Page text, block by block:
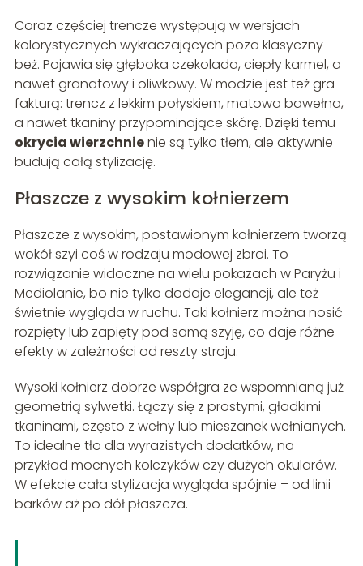
Coraz częściej trencze występują w wersjach
kolorystycznych wykraczających poza klasyczny
beż. Pojawia się głęboka czekolada, ciepły karmel, a
nawet granatowy i oliwkowy. W modzie jest też gra
fakturą: trencz z lekkim połyskiem, matowa bawełna,
a nawet tkaniny przypominające skórę. Dzięki temu
okrycia wierzchnienie są tylko tłem, ale aktywnie
budują całą stylizację.
Płaszcze z wysokim kołnierzem
Płaszcze z wysokim, postawionym kołnierzem tworzą
wokół szyi coś w rodzaju modowej zbroi. To
rozwiązanie widoczne na wielu pokazach w Paryżu i
Mediolanie, bo nie tylko dodaje elegancji, ale też
świetnie wygląda w ruchu. Taki kołnierz można nosić
rozpięty lub zapięty pod samą szyję, co daje różne
efekty w zależności od reszty stroju.
Wysoki kołnierz dobrze współgra ze wspomnianą już
geometrią sylwetki. Łączy się z prostymi, gładkimi
tkaninami, często z wełny lub mieszanek wełnianych.
To idealne tło dla wyrazistych dodatków, na
przykład mocnych kolczyków czy dużych okularów.
W efekcie cała stylizacja wygląda spójnie – od linii
barków aż po dół płaszcza.